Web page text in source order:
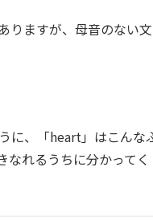
りますが、母音のない文
に、「heart」はこんな
れるうちに分かってく